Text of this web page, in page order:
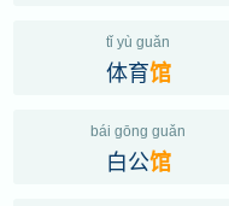
tǐ yù guǎn
体育馆
bái gōng guǎn
白公馆